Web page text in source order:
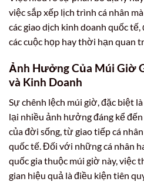
việc sắp xếp lịch trình cá nhân
các giao dịch kinh doanh quốc
các cuộc họp hay thời hạn quan
Ảnh Hưởng Của Múi Giờ
và Kinh Doanh
Sự chênh lệch múi giờ, đặc biệt
lại nhiều ảnh hưởng đáng kể đến
của đời sống, từ giao tiếp cá
quốc tế. Đối với những cá nhân
quốc gia thuộc múi giờ này, việc
gian hiệu quả là điều kiện tiên